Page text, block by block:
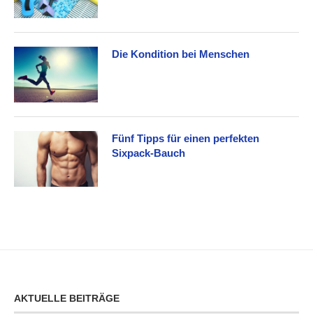
Die Kondition bei Menschen
Fünf Tipps für einen perfekten
Sixpack-Bauch
AKTUELLE BEITRÄGE